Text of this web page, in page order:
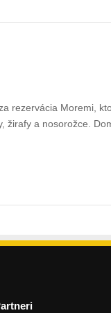
rezervácia Moremi,
žirafy a nosorožce.